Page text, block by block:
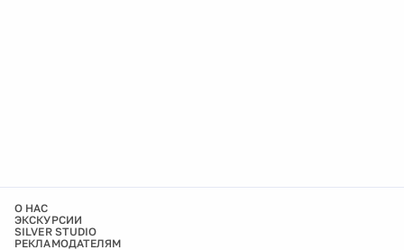
О НАС
ЭКСКУРСИИ
SILVER STUDIO
РЕКЛАМОДАТЕЛЯМ